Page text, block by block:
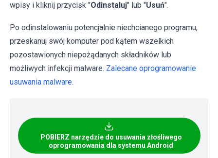
wpisy i kliknij przycisk "Odinstaluj" lub "Usuń".
Po odinstalowaniu potencjalnie niechcianego programu,
przeskanuj swój komputer pod kątem wszelkich
pozostawionych niepożądanych składników lub
możliwych infekcji malware. Zalecane oprogramowanie
usuwania malware.
POBIERZ narzędzie do usuwania złośliwego
oprogramowania dla systemu Android